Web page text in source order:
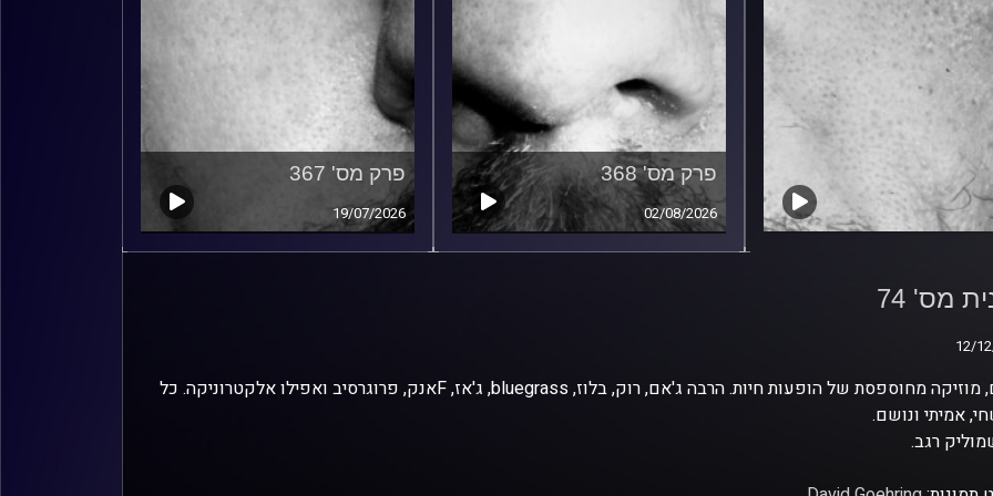
12/
פרק מס' 368
02/08/2026
פרק מס' 367
19/07/2026
מס' 74
12/
זיפים, מוזיקה מחוספסת של הופעות חיות. הרבה ג'אם, רוק, בלוז, bluegrass, ג'אז, Fאנק, פרוגרסיב ואפילו אלקטרוניקה. כל
אמיתי ונושם.
רגב.